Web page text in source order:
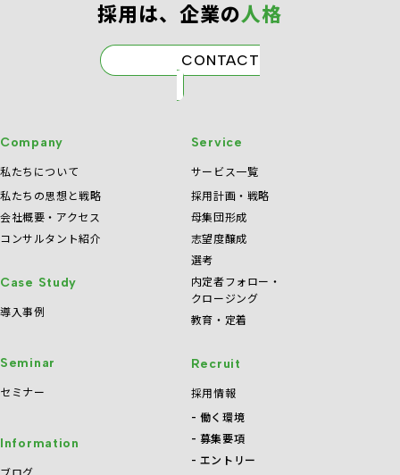
採⽤は、企業の⼈格
CONTACT
Company
私たちについて
私たちの思想と戦略
会社概要・アクセス
コンサルタント紹介
Service
サービス一覧
採用計画・戦略
母集団形成
志望度醸成
選考
内定者フォロー・
クロージング
教育・定着
Case Study
導入事例
Seminar
セミナー
Information
Recruit
採用情報
働く環境
募集要項
エントリー